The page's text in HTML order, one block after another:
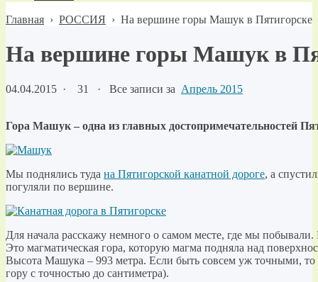
Главная › РОССИЯ › На вершине горы Машук в Пятигорске
На вершине горы Машук в
04.04.2015 · 31 · Все записи за Апрель 2015
Гора Машук – одна из главных достопримечательностей
Мы поднялись туда на Пятигорской канатной дороге, а
погуляли по вершине.
Для начала расскажу немного о самом месте, где мы
Это магматическая гора, которую магма подняла над
Высота Машука – 993 метра. Если быть совсем уж точными, то
гору с точностью до сантиметра).